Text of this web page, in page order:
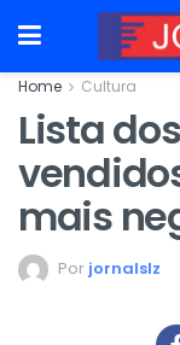
Home Cultura
Lista
mais
Por jornalslz